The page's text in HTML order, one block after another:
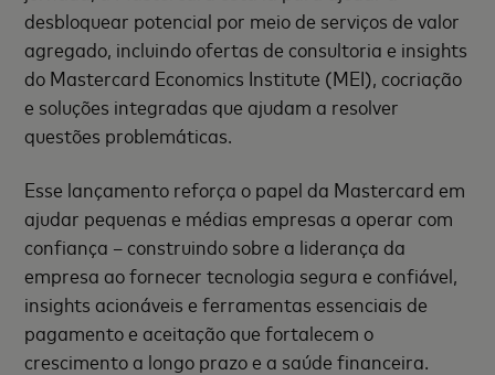
desbloquear potencial por meio de serviços de valor
agregado, incluindo ofertas de consultoria e insights
do Mastercard Economics Institute (MEI), cocriação
e soluções integradas que ajudam a resolver
questões problemáticas.
Esse lançamento reforça o papel da Mastercard em
ajudar pequenas e médias empresas a operar com
confiança – construindo sobre a liderança da
empresa ao fornecer tecnologia segura e confiável,
insights acionáveis e ferramentas essenciais de
pagamento e aceitação que fortalecem o
crescimento a longo prazo e a saúde financeira.